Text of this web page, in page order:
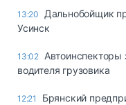
13:20
Дальнобойщик
Усинск
13:02
водителя грузовика
12:21
Брянский